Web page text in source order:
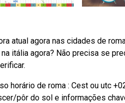
atual agora nas cidades de
itália agora? Não precisa se
horário de roma : Cest ou utc
pôr do sol e informações